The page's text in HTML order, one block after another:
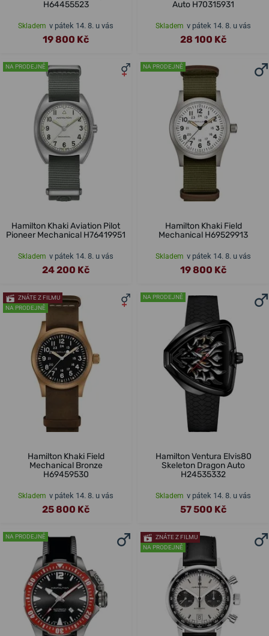
H64455523
Skladem v pátek 14. 8. u vás
19 800 Kč
Auto H70315931
Skladem v pátek 14. 8. u vás
28 100 Kč
NA PRODEJNĚ
Hamilton Khaki Aviation Pilot
Pioneer Mechanical H76419951
Skladem v pátek 14. 8. u vás
24 200 Kč
NA PRODEJNĚ
Hamilton Khaki Field
Mechanical H69529913
Skladem v pátek 14. 8. u vás
19 800 Kč
ZNÁTE Z FILMU
NA PRODEJNĚ
Hamilton Khaki Field
Mechanical Bronze
H69459530
Skladem v pátek 14. 8. u vás
25 800 Kč
NA PRODEJNĚ
Hamilton Ventura Elvis80
Skeleton Dragon Auto
H24535332
Skladem v pátek 14. 8. u vás
57 500 Kč
NA PRODEJNĚ
ZNÁTE Z FILMU
NA PRODEJNĚ